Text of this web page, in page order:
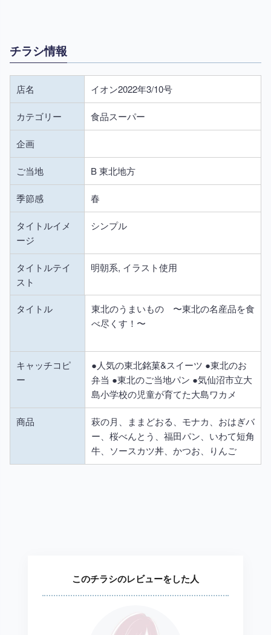
チラシ情報
店名 イオン2022年3/10号
カテゴリー 食品スーパー
企画
ご当地 B 東北地方
季節感 春
タイトルイメ
ージ
シンプル
タイトルテイ
スト
明朝系, イラスト使用
タイトル
東北のうまいもの 〜東北の名産品を食
べ尽くす！〜
キャッチコピ
ー
●人気の東北銘菓&スイーツ ●東北のお
弁当 ●東北のご当地パン ●気仙沼市立大
島小学校の児童が育てた大島ワカメ
商品
萩の月、ままどおる、モナカ、おはぎバ
ー、桜べんとう、福田パン、いわて短角
牛、ソースカツ丼、かつお、りんご
このチラシのレビューをした人